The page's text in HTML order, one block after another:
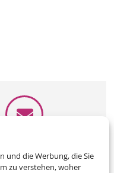
und die Werbung, die Sie
zu verstehen, woher
Sie uns eine Email